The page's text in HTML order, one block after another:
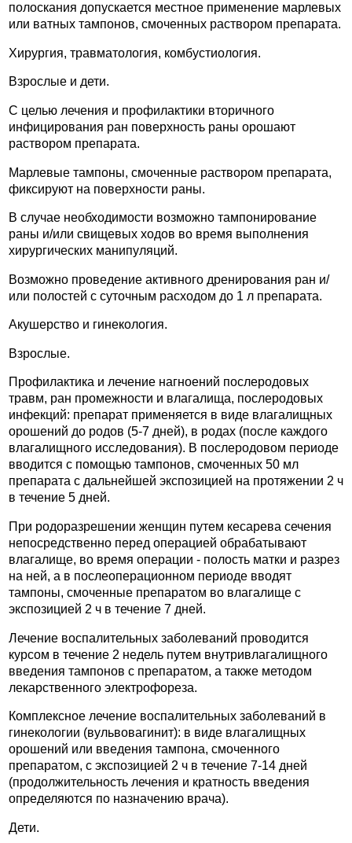
полоскания допускается местное применение марлевых
или ватных тампонов, смоченных раствором препарата.
Хирургия, травматология, комбустиология.
Взрослые и дети.
С целью лечения и профилактики вторичного
инфицирования ран поверхность раны орошают
раствором препарата.
Марлевые тампоны, смоченные раствором препарата,
фиксируют на поверхности раны.
В случае необходимости возможно тампонирование
раны и/или свищевых ходов во время выполнения
хирургических манипуляций.
Возможно проведение активного дренирования ран и/
или полостей с суточным расходом до 1 л препарата.
Акушерство и гинекология.
Взрослые.
Профилактика и лечение нагноений послеродовых
травм, ран промежности и влагалища, послеродовых
инфекций: препарат применяется в виде влагалищных
орошений до родов (5-7 дней), в родах (после каждого
влагалищного исследования). В послеродовом периоде
вводится с помощью тампонов, смоченных 50 мл
препарата с дальнейшей экспозицией на протяжении 2 ч
в течение 5 дней.
При родоразрешении женщин путем кесарева сечения
непосредственно перед операцией обрабатывают
влагалище, во время операции - полость матки и разрез
на ней, а в послеоперационном периоде вводят
тампоны, смоченные препаратом во влагалище с
экспозицией 2 ч в течение 7 дней.
Лечение воспалительных заболеваний проводится
курсом в течение 2 недель путем внутривлагалищного
введения тампонов с препаратом, а также методом
лекарственного электрофореза.
Комплексное лечение воспалительных заболеваний в
гинекологии (вульвовагинит): в виде влагалищных
орошений или введения тампона, смоченного
препаратом, с экспозицией 2 ч в течение 7-14 дней
(продолжительность лечения и кратность введения
определяются по назначению врача).
Дети.